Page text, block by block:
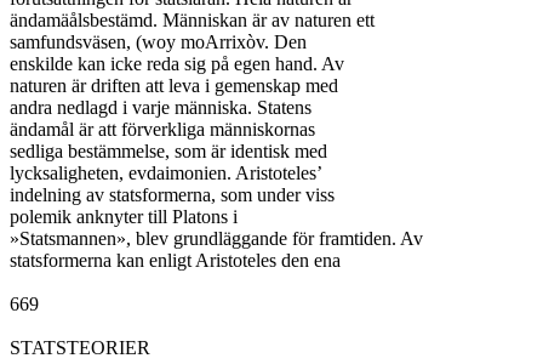
ändamäålsbestämd. Människan är av naturen ett
samfundsväsen, (woy moArrixòv. Den
enskilde kan icke reda sig på egen hand. Av
naturen är driften att leva i gemenskap med
andra nedlagd i varje människa. Statens
ändamål är att förverkliga människornas
sedliga bestämmelse, som är identisk med
lycksaligheten, evdaimonien. Aristoteles’
indelning av statsformerna, som under viss
polemik anknyter till Platons i
»Statsmannen», blev grundläggande för framtiden. Av
statsformerna kan enligt Aristoteles den ena
669
STATSTEORIER